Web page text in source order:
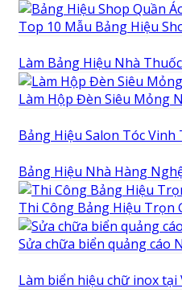
Top 10 Mẫu Bảng Hiệu
Làm Bảng Hiệu Nhà
Làm Hộp Đèn Siêu Mỏng
Bảng Hiệu Salon Tóc
Bảng Hiệu Nhà Hàng
Thi Công Bảng Hiệu Trọn
Sửa chữa biển quảng cáo
Làm biển hiệu chữ inox tại